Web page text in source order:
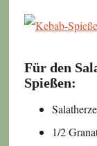
Für den
Spießen:
1/2